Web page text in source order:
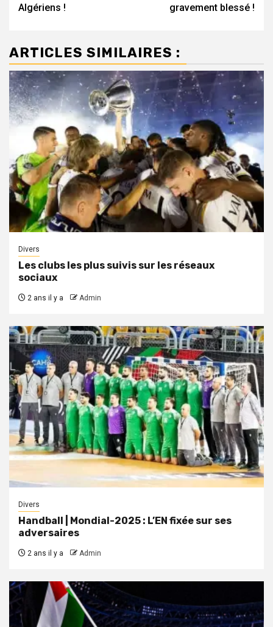
Algériens !
gravement blessé !
ARTICLES SIMILAIRES :
Divers
Les clubs les plus suivis sur les réseaux
sociaux
2 ans il y a Admin
Divers
Handball | Mondial-2025 : L’EN fixée sur ses
adversaires
2 ans il y a Admin